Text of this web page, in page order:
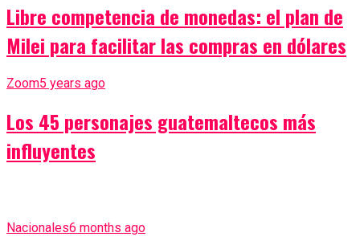
Libre competencia de monedas: el plan de
Milei para facilitar las compras en dólares
Zoom5 years ago
Los 45 personajes guatemaltecos más
influyentes
Nacionales6 months ago